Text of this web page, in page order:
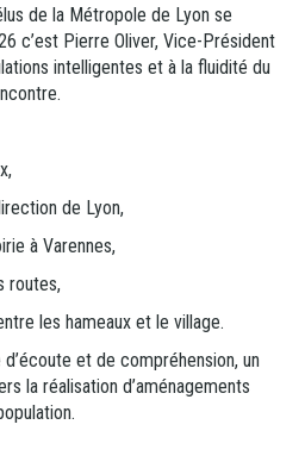
de la Métropole de Lyon se
c’est Pierre Oliver, Vice-Président
intelligentes et à la fluidité du
de Lyon,
à Varennes,
routes,
les hameaux et le village.
et de compréhension, un
la réalisation d’aménagements